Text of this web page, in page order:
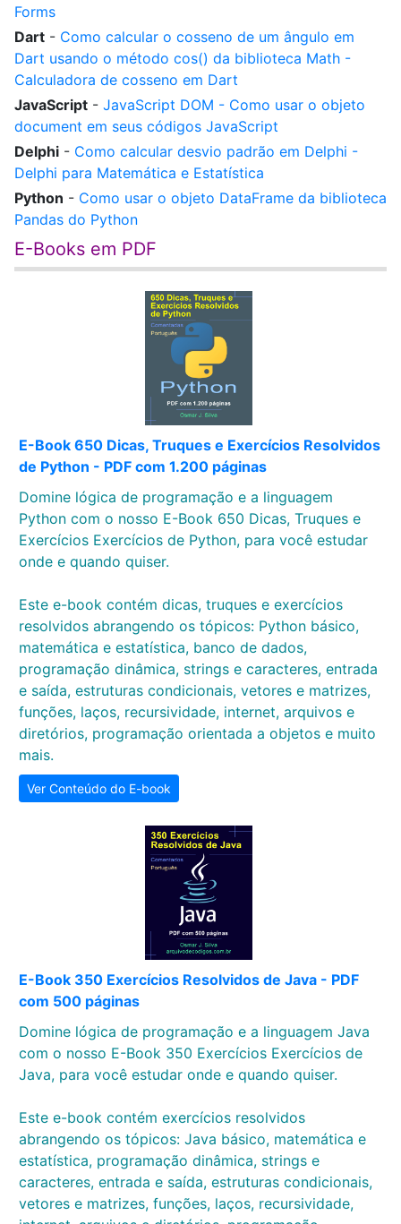
Forms
Dart - Como calcular o cosseno de um ângulo em
Dart usando o método cos() da biblioteca Math -
Calculadora de cosseno em Dart
JavaScript - JavaScript DOM - Como usar o objeto
document em seus códigos JavaScript
Delphi - Como calcular desvio padrão em Delphi -
Delphi para Matemática e Estatística
Python - Como usar o objeto DataFrame da biblioteca
Pandas do Python
E-Books em PDF
E-Book 650 Dicas, Truques e Exercícios Resolvidos
de Python - PDF com 1.200 páginas
Domine lógica de programação e a linguagem
Python com o nosso E-Book 650 Dicas, Truques e
Exercícios Exercícios de Python, para você estudar
onde e quando quiser.
Este e-book contém dicas, truques e exercícios
resolvidos abrangendo os tópicos: Python básico,
matemática e estatística, banco de dados,
programação dinâmica, strings e caracteres, entrada
e saída, estruturas condicionais, vetores e matrizes,
funções, laços, recursividade, internet, arquivos e
diretórios, programação orientada a objetos e muito
mais.
Ver Conteúdo do E-book
E-Book 350 Exercícios Resolvidos de Java - PDF
com 500 páginas
Domine lógica de programação e a linguagem Java
com o nosso E-Book 350 Exercícios Exercícios de
Java, para você estudar onde e quando quiser.
Este e-book contém exercícios resolvidos
abrangendo os tópicos: Java básico, matemática e
estatística, programação dinâmica, strings e
caracteres, entrada e saída, estruturas condicionais,
vetores e matrizes, funções, laços, recursividade,